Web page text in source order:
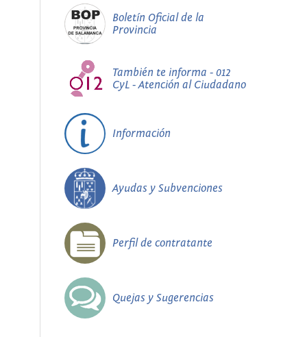
Boletín Oficial de la
Provincia
También te informa - 012
CyL - Atención al Ciudadano
Información
Ayudas y Subvenciones
Perfil de contratante
Quejas y Sugerencias